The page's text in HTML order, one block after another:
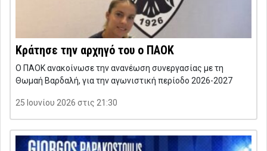
Κράτησε την αρχηγό του ο ΠΑΟΚ
Ο ΠΑΟΚ ανακοίνωσε την ανανέωση συνεργασίας με τη
Θωμαή Βαρδαλή, για την αγωνιστική περίοδο 2026-2027
25 Ιουνίου 2026 στις 21:30